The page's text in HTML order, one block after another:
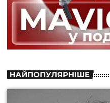
НАЙПОПУЛЯРНІШЕ